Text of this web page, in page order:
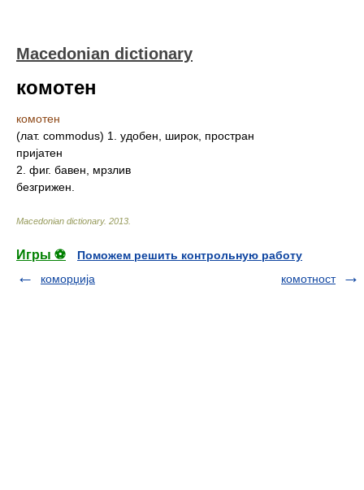
Macedonian dictionary
комотен
комотен
(лат. commodus) 1. удобен, широк, простран
пријатен
2. фиг. бавен, мрзлив
безгрижен.
Macedonian dictionary. 2013
Игры ⚽
Поможем решить контрольную работу
коморџија
комотност